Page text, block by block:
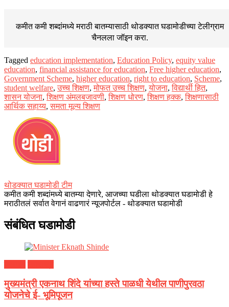
कमीत कमी शब्दांमध्ये मराठी बातम्यासाठी थोडक्यात घडामोडीच्याटेलीग्राम
चैनलला जॉइन करा.
Tagged education implementation, Education Policy, equity value
education, financial assistance for education, Free higher education,
Government Scheme, higher education, right to education, Scheme,
student welfare,उच्च शिक्षण,मोफत उच्च शिक्षण,योजना,विद्यार्थी हित,
शासन योजना,शिक्षण अंमलबजावणी,शिक्षण धोरण,शिक्षण हक्क,शिक्षणासाठी
आर्थिक सहाय्य,समता मूल्य शिक्षण
थोडक्यात घडामोडी टीम
कमीत कमी शब्दांमध्ये बातम्या देणारे, आजच्या घडीला थोडक्यात घडामोडी हे
मराठीतलं सर्वात वेगानं वाढणारं न्यूजपोर्टल - थोडक्यात घडामोडी
संबंधित घडामोडी
मुख्यमंत्री एकनाथ शिंदे यांच्या हस्ते पाळधी येथील पाणीपुरवठा
योजनेचे ई- भूमिपूजन